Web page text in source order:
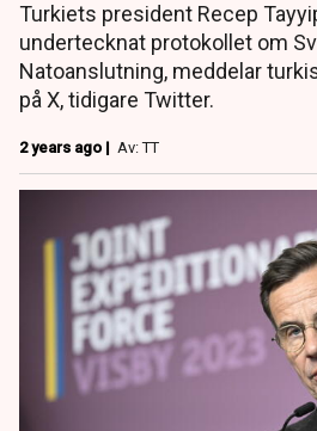
Turkiets president Recep
undertecknat protokollet om
Natoanslutning, meddelar
på X, tidigare Twitter.
2 years ago | Av: TT